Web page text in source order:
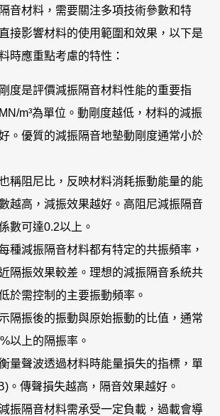
音材料，需要關注多項技術參數和特
接影響材料的使用範圍和效果，以下是
時應重點考慮的特性：
剛度是評價減振隔音材料性能的重要指
m³為單位。動剛度越低，材料的減振
。優質的減振隔音地墊動剛度通常小於
也稱阻尼比，反映材料消耗振動能量的能
越高，減振效果越好。高阻尼減振隔音
數可達0.2以上。
每種減振隔音材料都有特定的共振頻率，
隔振效果較差。理想的減振隔音系統共
於需控制的主要振動頻率。
示隔振後的振動與原始振動的比值，通常
以上的隔振率。
衡量聲波透過材料時能量損失的指標，單
。傳聲損失越高，隔音效果越好。
減振隔音材料需承受一定負載，過載會導